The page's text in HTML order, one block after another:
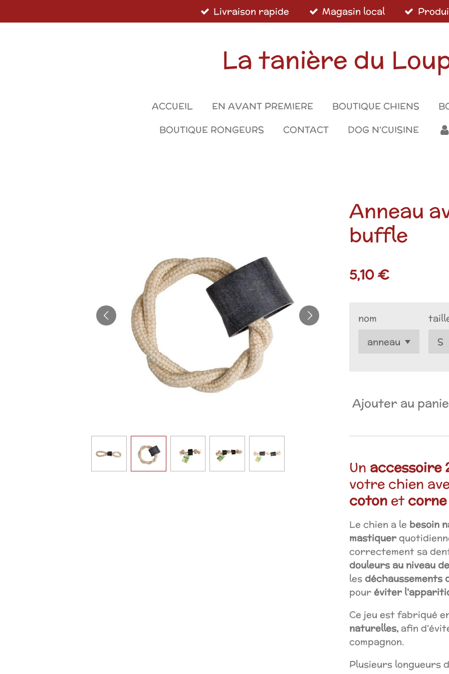
au
Livraison rapide Magasin local
La tanière du
ACCUEIL EN AVANT PREMIERE BOUTIQUE CHIENS
BOUTIQUE RONGEURS
CONTACT DOG N'CUISINE
Anneau
buffle
5,10 €
nom
Ajouter au
Un accessoire
votre chien
coton et
Le chien a le besoin
mastiquer
correctement sa
douleurs au niveau
les déchaussements
pour éviter
Ce jeu est fabriqué
naturelles, afin
compagnon.
Plusieurs longueurs